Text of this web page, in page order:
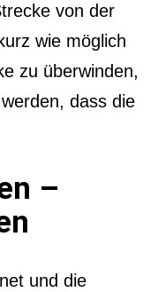
von der
wie möglich
zu überwinden,
dass die
–
und die